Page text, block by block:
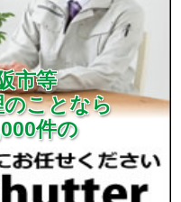
市等
ことなら
件の